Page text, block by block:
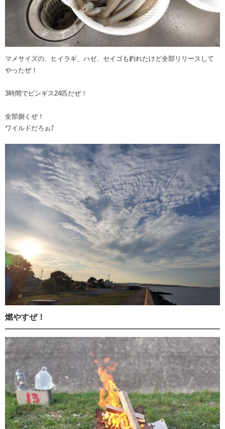
マメサイズの、ヒイラギ、ハゼ、セイゴも釣れたけど全部リリースして
やったぜ！
3時間でピンギス24匹だぜ！
全部捌くぜ！
ワイルドだろぉ⤴︎
燃やすぜ！